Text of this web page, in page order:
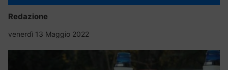
Redazione
venerdì 13 Maggio 2022